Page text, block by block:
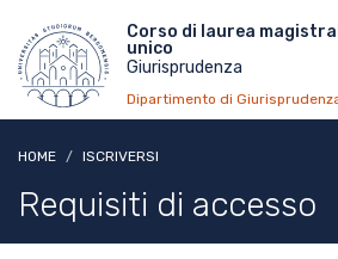
contenuto
principale
Menu
top
Corso di laurea
unico
Giurisprudenza
Dipartimento di
HOME ISCRIVERSI
Requisiti di accesso